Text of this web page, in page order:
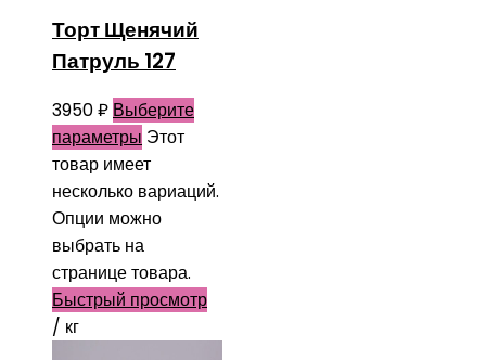
Торт Щенячий
Патруль 127
3950₽ Выберите
параметры Этот
товар имеет
несколько вариаций.
Опции можно
выбрать на
странице товара.
Быстрый просмотр
/ кг